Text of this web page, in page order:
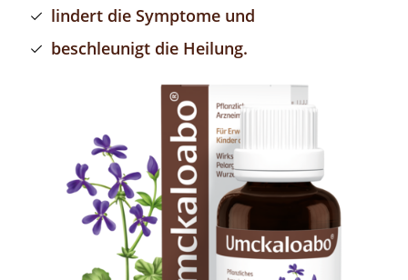
lindert die Symptome und
beschleunigt die Heilung.